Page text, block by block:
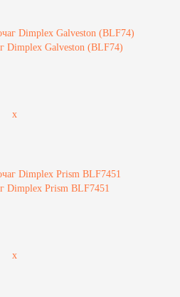
Dimplex Galveston (BLF74)
x
Dimplex Prism BLF7451
x